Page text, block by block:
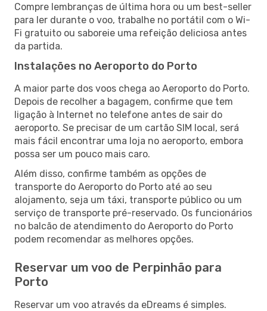
Compre lembranças de última hora ou um best-seller
para ler durante o voo, trabalhe no portátil com o Wi-
Fi gratuito ou saboreie uma refeição deliciosa antes
da partida.
Instalações no Aeroporto do Porto
A maior parte dos voos chega ao Aeroporto do Porto.
Depois de recolher a bagagem, confirme que tem
ligação à Internet no telefone antes de sair do
aeroporto. Se precisar de um cartão SIM local, será
mais fácil encontrar uma loja no aeroporto, embora
possa ser um pouco mais caro.
Além disso, confirme também as opções de
transporte do Aeroporto do Porto até ao seu
alojamento, seja um táxi, transporte público ou um
serviço de transporte pré-reservado. Os funcionários
no balcão de atendimento do Aeroporto do Porto
podem recomendar as melhores opções.
Reservar um voo de Perpinhão para
Porto
Reservar um voo através da eDreams é simples.